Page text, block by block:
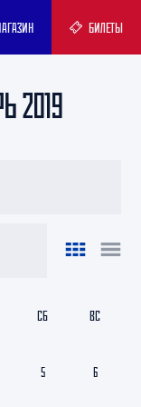
БИЛЕТЫ
2019
5 6
СБ ВС